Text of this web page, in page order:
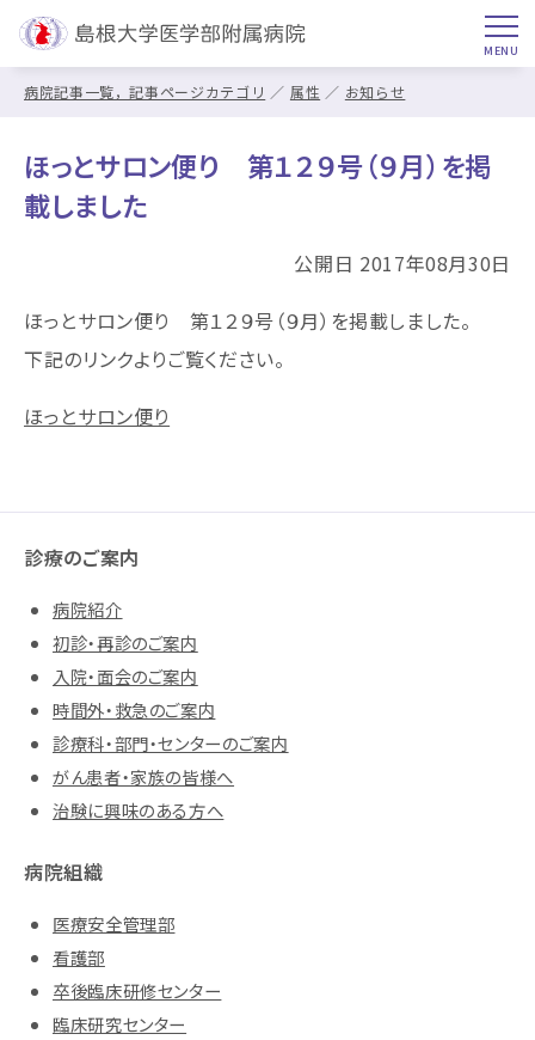
病院記事一覧，記事ページカテゴリ 属性 お知らせ
ほっとサロン便り 第１２９号（９月）を掲
載しました
公開日 2017年08月30日
ほっとサロン便り 第１２９号（９月）を掲載しました。
下記のリンクよりご覧ください。
ほっとサロン便り
診療のご案内
病院紹介
初診・再診のご案内
入院・面会のご案内
時間外・救急のご案内
診療科・部門・センターのご案内
がん患者・家族の皆様へ
治験に興味のある方へ
病院組織
医療安全管理部
看護部
卒後臨床研修センター
臨床研究センター